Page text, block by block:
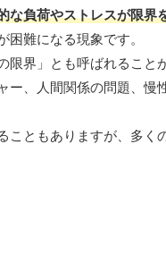
な負荷やストレスが限界
難になる現象です。
限界」とも呼ばれるこ
ー、人間関係の問題、
こともありますが、多く